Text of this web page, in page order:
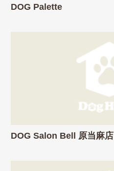
DOG Palette
DOG Salon Bell 原当麻店